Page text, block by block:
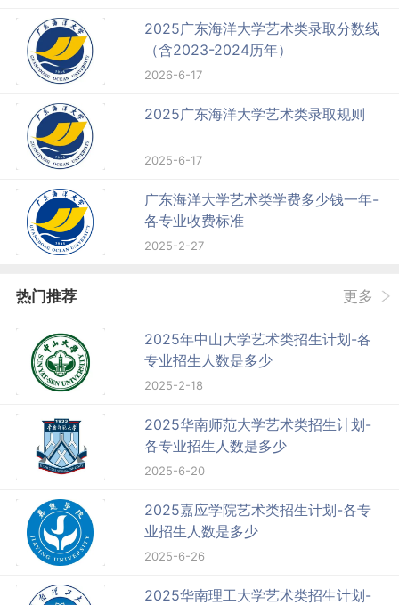
2025广东海洋大学艺术类录取分数线
（含2023-2024历年）
2026-6-17
2025广东海洋大学艺术类录取规则
2025-6-17
广东海洋大学艺术类学费多少钱一年-
各专业收费标准
2025-2-27
热门推荐 更多
2025年中山大学艺术类招生计划-各
专业招生人数是多少
2025-2-18
2025华南师范大学艺术类招生计划-
各专业招生人数是多少
2025-6-20
2025嘉应学院艺术类招生计划-各专
业招生人数是多少
2025-6-26
2025华南理工大学艺术类招生计划-